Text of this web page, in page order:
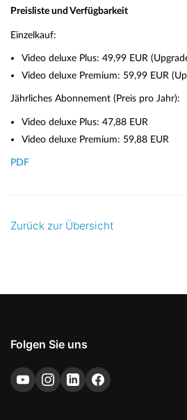
Preisliste und Verfügbarkeit
Einzelkauf:
Video deluxe Plus: 49,99 EUR
Video deluxe Premium: 59,99 EUR
Jährliches Abonnement (Preis pro Jahr):
Video deluxe Plus: 47,88 EUR
Video deluxe Premium: 59,88 EUR
PDF
Zurück zur Übersicht
Folgen Sie uns